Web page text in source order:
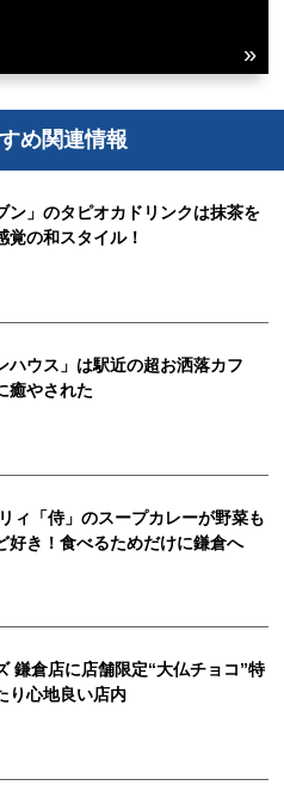
め関連情報
ン」のタピオカドリンクは抹茶を
覚の和スタイル！
ハウス」は駅近の超お洒落カフ
癒やされた
ィ「侍」のスープカレーが野菜も
好き！食べるためだけに鎌倉へ
鎌倉店に店舗限定“大仏チョコ”特
り心地良い店内